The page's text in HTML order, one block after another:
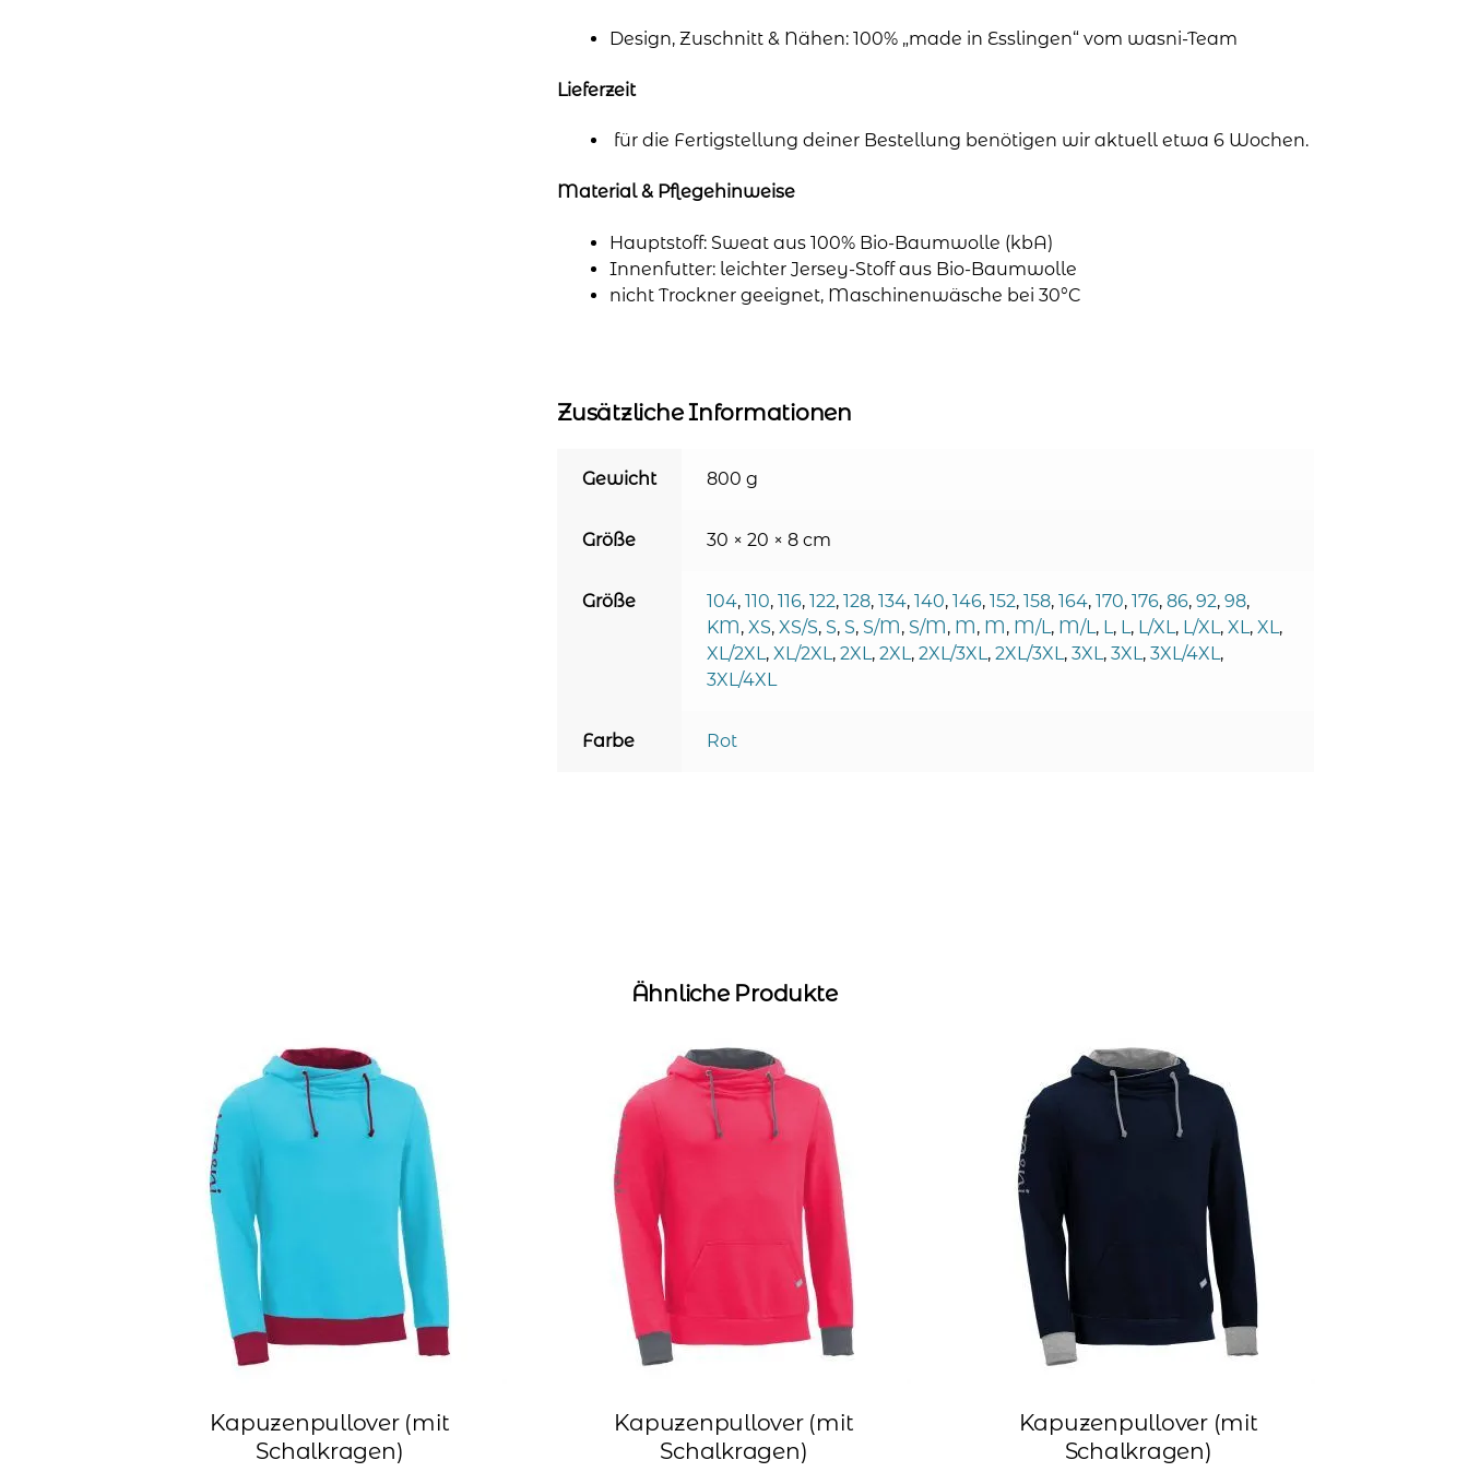
Design, Zuschnitt & Nähen: 100% „made in Esslingen“ vom wasni-Team
Lieferzeit
für die Fertigstellung deiner Bestellung benötigen wir aktuell etwa 6 Wochen.
Material & Pflegehinweise
Hauptstoff: Sweat aus 100% Bio-Baumwolle (kbA)
Innenfutter: leichter Jersey-Stoff aus Bio-Baumwolle
nicht Trockner geeignet, Maschinenwäsche bei 30°C
Zusätzliche Informationen
Gewicht 800 g
Größe 30 × 20 × 8 cm
Größe 104, 110, 116, 122, 128, 134, 140, 146, 152, 158, 164, 170, 176, 86, 92, 98,
KM, XS, XS/S, S, S, S/M, S/M, M, M, M/L, M/L, L, L, L/XL, L/XL, XL, XL,
XL/2XL, XL/2XL, 2XL, 2XL, 2XL/3XL, 2XL/3XL, 3XL, 3XL, 3XL/4XL,
3XL/4XL
Farbe Rot
Ähnliche Produkte
Kapuzenpullover (mit
Schalkragen)
Kapuzenpullover (mit
Schalkragen)
Kapuzenpullover (mit
Schalkragen)